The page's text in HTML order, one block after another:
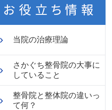
当院の治療理論
さかぐち整骨院の大事に
していること
整骨院と整体院の違いっ
て何？